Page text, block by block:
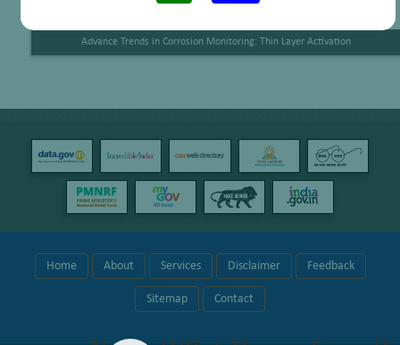
Advance Trends in Corrosion Monitoring: Thin Layer Activation
Home About Services Disclaimer Feedback
Sitemap Contact